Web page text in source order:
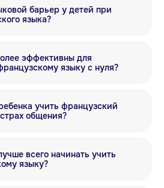
барьер у детей при
языка?
эффективны для
языку с нуля?
учить французский
общения?
всего начинать учить
языку?